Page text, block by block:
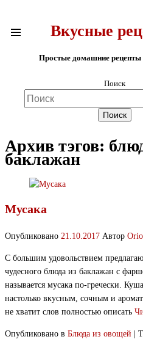
Вкусные
Простые домашние рецепты
Поиск
Архив тэгов:
баклажан
Мусака
Опубликовано 21.10.2017 Автор
С большим удовольствием
чудесного блюда из баклажан с
называется мусака по-гречески.
настолько вкусным, сочным и
не хватит слов полностью описать
Опубликовано в Блюда из овощей